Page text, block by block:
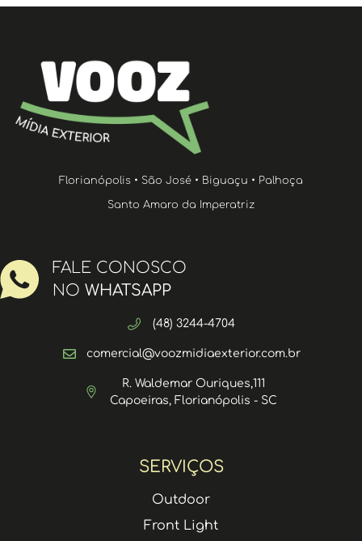
SERVIÇOS
Outdoor
Front Light
Florianópolis • São José • Biguaçu • Palhoça
Santo Amaro da Imperatriz
FALE CONOSCO
NO WHATSAPP
(48) 3244-4704
comercial@voozmidiaexterior.com.br
R. Waldemar Ouriques,111
Capoeiras, Florianópolis - SC